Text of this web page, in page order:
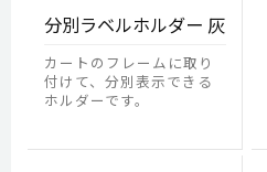
分別ラベルホルダー 灰
カートのフレームに取り
付けて、分別表示できる
ホルダーです。